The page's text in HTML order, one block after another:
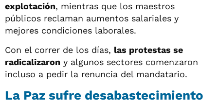
explotación, mientras que los maestros
públicos reclaman aumentos salariales y
mejores condiciones laborales.
Con el correr de los días, las protestas se
radicalizaron y algunos sectores comenzaron
incluso a pedir la renuncia del mandatario.
La Paz sufre desabastecimiento